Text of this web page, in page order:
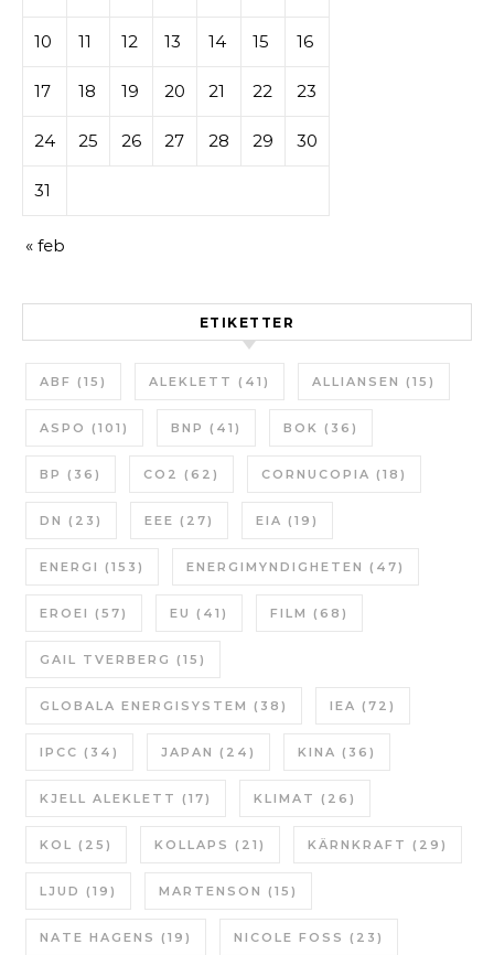
10 11 12 13 14 15 16
17 18 19 20 21 22 23
24 25 26 27 28 29 30
31
« feb
ETIKETTER
ABF (15) ALEKLETT (41) ALLIANSEN (15)
ASPO (101) BNP (41) BOK (36)
BP (36) CO2 (62) CORNUCOPIA (18)
DN (23) EEE (27) EIA (19)
ENERGI (153) ENERGIMYNDIGHETEN (47)
EROEI (57) EU (41) FILM (68)
GAIL TVERBERG (15)
GLOBALA ENERGISYSTEM (38) IEA (72)
IPCC (34) JAPAN (24) KINA (36)
KJELL ALEKLETT (17) KLIMAT (26)
KOL (25) KOLLAPS (21) KÄRNKRAFT (29)
LJUD (19) MARTENSON (15)
NATE HAGENS (19) NICOLE FOSS (23)